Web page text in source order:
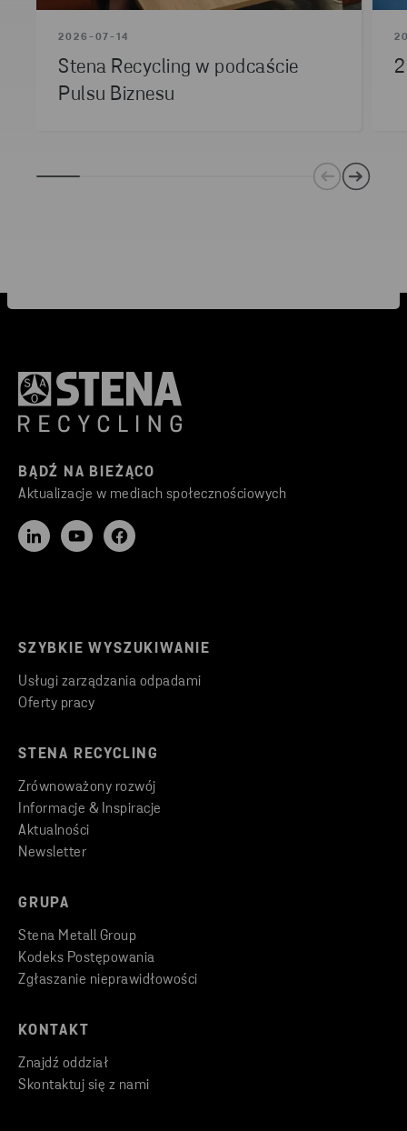
2026-07-14
Stena Recycling w podcaście
Pulsu Biznesu
BĄDŹ NA BIEŻĄCO
Aktualizacje w mediach społecznościowych
SZYBKIE WYSZUKIWANIE
Usługi zarządzania odpadami
Oferty pracy
STENA RECYCLING
Zrównoważony rozwój
Informacje & Inspiracje
Aktualności
Newsletter
GRUPA
Stena Metall Group
Kodeks Postępowania
Zgłaszanie nieprawidłowości
KONTAKT
Znajdź oddział
Skontaktuj się z nami